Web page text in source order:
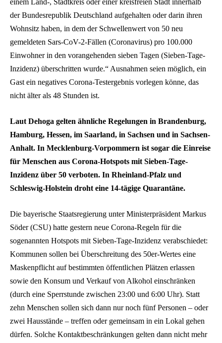
einem Land-, Stadtkreis oder einer kreisfreien Stadt innerhalb
der Bundesrepublik Deutschland aufgehalten oder darin ihren
Wohnsitz haben, in dem der Schwellenwert von 50 neu
gemeldeten Sars-CoV-2-Fällen (Coronavirus) pro 100.000
Einwohner in den vorangehenden sieben Tagen (Sieben-Tage-
Inzidenz) überschritten wurde.“ Ausnahmen seien möglich, ein
Gast ein negatives Corona-Testergebnis vorlegen könne, das
nicht älter als 48 Stunden ist.
Laut Dehoga gelten ähnliche Regelungen in Brandenburg,
Hamburg, Hessen, im Saarland, in Sachsen und in Sachsen-
Anhalt. In Mecklenburg-Vorpommern ist sogar die Einreise
für Menschen aus Corona-Hotspots mit Sieben-Tage-
Inzidenz über 50 verboten. In Rheinland-Pfalz und
Schleswig-Holstein droht eine 14-tägige Quarantäne.
Die bayerische Staatsregierung unter Ministerpräsident Markus
Söder (CSU) hatte gestern neue Corona-Regeln für die
sogenannten Hotspots mit Sieben-Tage-Inzidenz verabschiedet:
Kommunen sollen bei Überschreitung des 50er-Wertes eine
Maskenpflicht auf bestimmten öffentlichen Plätzen erlassen
sowie den Konsum und Verkauf von Alkohol einschränken
(durch eine Sperrstunde zwischen 23:00 und 6:00 Uhr). Statt
zehn Menschen sollen sich dann nur noch fünf Personen – oder
zwei Hausstände – treffen oder gemeinsam in ein Lokal gehen
dürfen. Solche Kontaktbeschränkungen gelten dann nicht mehr